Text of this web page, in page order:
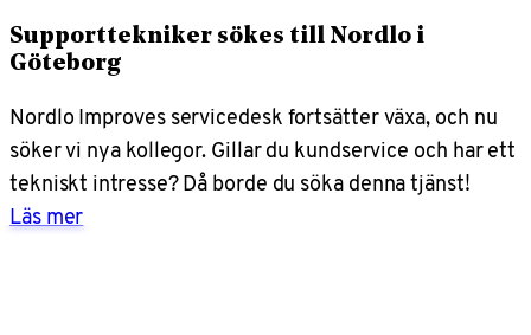
Supporttekniker sökes till Nordlo i
Göteborg
Nordlo Improves servicedesk fortsätter växa, och nu
söker vi nya kollegor. Gillar du kundservice och har ett
tekniskt intresse? Då borde du söka denna tjänst!
Läs mer